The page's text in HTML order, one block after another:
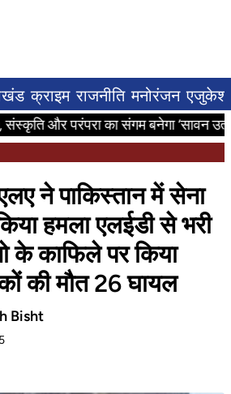
क्राइम राजनीति मनोरंजन
और परंपरा का संगम बनेगा ‘सावन
ने पाकिस्तान में सेना
हमला एलईडी से भरी
के काफिले पर किया
की मौत 26 घायल
Bisht